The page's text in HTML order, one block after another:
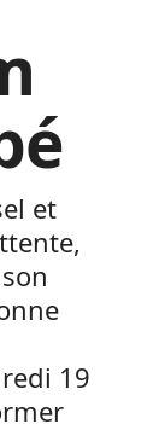
et
19